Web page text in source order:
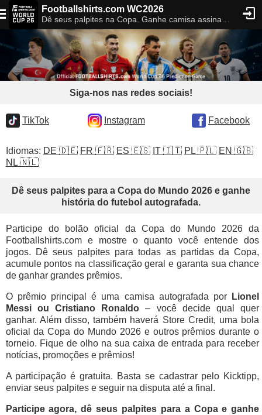
Footballshirts.com WC2026
Siga-nos nas redes sociais!
TikTok Instagram Facebook
Idiomas: DE 🇩🇪 FR 🇫🇷 ES 🇪🇸 IT 🇮🇹 PL 🇵🇱 EN 🇬🇧
NL 🇳🇱
Dê seus palpites para a Copa do Mundo 2026 e ganhe
história do futebol autografada.
Participe do bolão oficial da Copa do Mundo 2026 da
Footballshirts.com e mostre o quanto você entende dos
jogos. Dê seus palpites para todas as partidas da Copa,
acumule pontos na classificação geral e garanta sua chance
de ganhar grandes prêmios.
O prêmio principal é uma camisa autografada por
Lionel
Messi ou Cristiano Ronaldo – você decide qual quer
ganhar. Além disso, também haverá Store Credit, uma bola
oficial da Copa do Mundo 2026 e outros prêmios durante o
torneio. Fique de olho na sua caixa de entrada para receber
notícias, promoções e prêmios!
A participação é gratuita. Basta se cadastrar pelo Kicktipp,
enviar seus palpites e seguir na disputa até a final.
Participe agora, dê seus palpites para a Copa e ganhe